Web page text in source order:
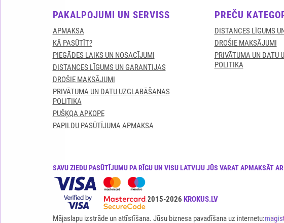
PAKALPOJUMI UN SERVISS
APMAKSA
KĀ PASŪTĪT?
PIEGĀDES LAIKS UN NOSACĪJUMI
DISTANCES LĪGUMS UN GARANTIJAS
DROŠIE MAKSĀJUMI
PRIVĀTUMA UN DATU UZGLABĀŠANAS
POLITIKA
PUŠĶQA APKOPE
PAPILDU PASŪTĪJUMA APMAKSA
PREČU
DISTANCES LĪGUMS
DROŠIE MAKSĀJUMI
PRIVĀTUMA UN DATU
POLITIKA
SAVU ZIEDU PASŪTĪJUMU PA RĪGU UN VISU LATVIJU JŪS VARAT APMAKSĀT
Visas tiesības ir aizsargātas© 2015-2026 KROKUS.LV
Mājaslapu izstrāde un attīstīšana. Jūsu biznesa pavadīšana uz internetu: